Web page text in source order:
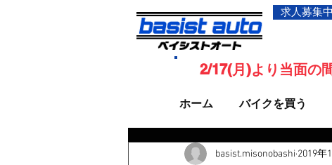
求人募集
ホーム バイクを買う
2/17(月)より当面の
basist.misonobashi 2019年